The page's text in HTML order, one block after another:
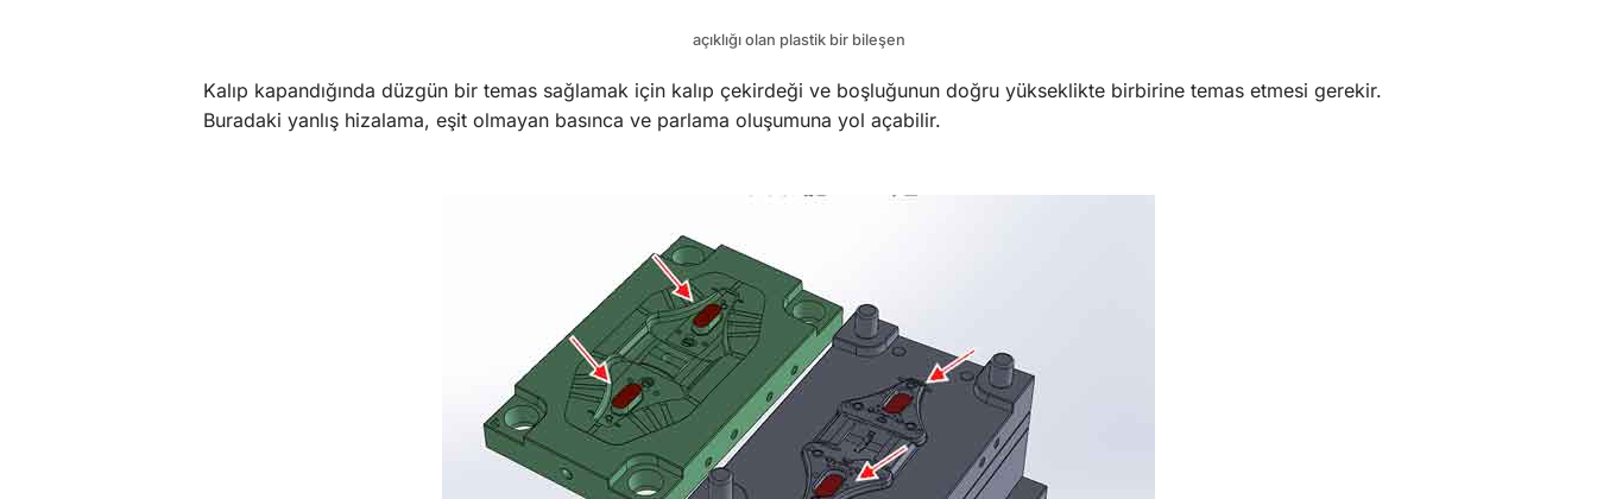
açıklığı olan plastik bir bileşen
Kalıp kapandığında düzgün bir temas sağlamak için kalıp çekirdeği ve boşluğunun doğru yükseklikte birbirine temas etmesi gerekir.
Buradaki yanlış hizalama, eşit olmayan basınca ve parlama oluşumuna yol açabilir.